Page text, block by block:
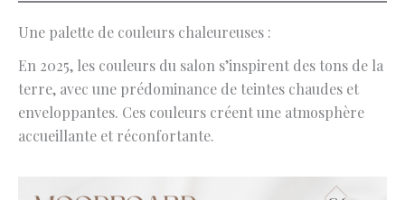
Une palette de couleurs chaleureuses :
En 2025, les couleurs du salon s’inspirent des tons de la
terre, avec une prédominance de teintes chaudes et
enveloppantes. Ces couleurs créent une atmosphère
accueillante et réconfortante.